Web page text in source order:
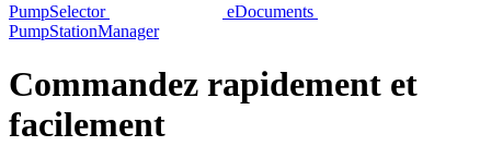
PumpSelector
eDocuments
PumpStationManager
Commandez rapidement et
facilement